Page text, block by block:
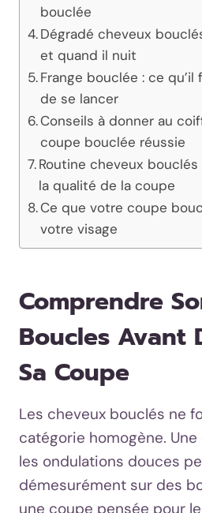
bouclée
Dégradé cheveux
et quand il nuit
Frange bouclée : ce qu’il
de se lancer
Conseils à donner au
coupe bouclée réussie
Routine cheveux
la qualité de la coupe
Ce que votre coupe
votre visage
Comprendre
Boucles Avant
Sa Coupe
Les cheveux bouclés ne
catégorie homogène.
les ondulations douces
démesurément sur des
une coupe pensée pour